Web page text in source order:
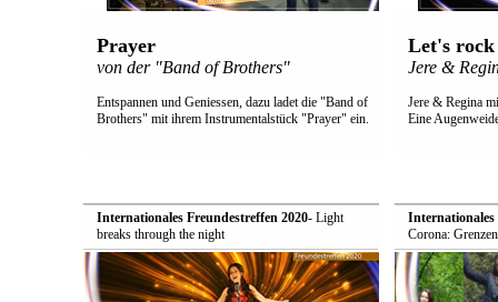
Prayer
von der "Band of Brothers"
Entspannen und Geniessen, dazu ladet die "Band of
Brothers" mit ihrem Instrumentalstück "Prayer" ein.
Let's rock
Jere &
Jere & Regina
Eine
Internationales Freundestreffen 2020- Light
breaks through the night
Internationales
Corona: